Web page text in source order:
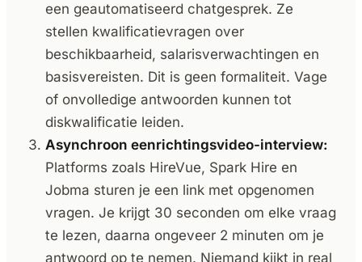
een geautomatiseerd chatgesprek. Ze
stellen kwalificatievragen over
beschikbaarheid, salarisverwachtingen en
basisvereisten. Dit is geen formaliteit. Vage
of onvolledige antwoorden kunnen tot
diskwalificatie leiden.
Asynchroon eenrichtingsvideo-interview:
Platforms zoals HireVue, Spark Hire en
Jobma sturen je een link met opgenomen
vragen. Je krijgt 30 seconden om elke vraag
te lezen, daarna ongeveer 2 minuten om je
antwoord op te nemen. Niemand kijkt in real